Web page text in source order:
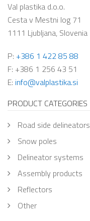
Val plastika d.o.o.
Cesta v Mestni log 71
1111 Ljubljana, Slovenia
P: +386 1 422 85 88
F: +386 1 256 43 51
E: info@valplastika.si
PRODUCT CATEGORIES
road side delineators
snow poles
delineator systems
assembly products
reflectors
other